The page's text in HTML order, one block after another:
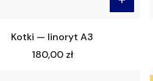
Kotki — linoryt A3
Cena
180,00 zł